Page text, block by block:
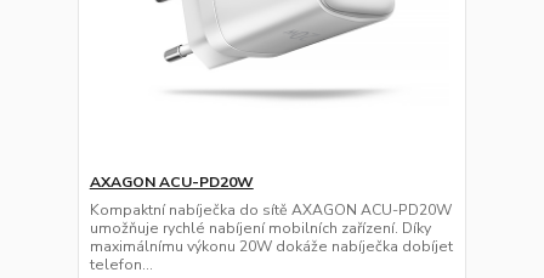
AXAGON ACU-PD20W
Kompaktní nabíječka do sítě AXAGON ACU-PD20W
umožňuje rychlé nabíjení mobilních zařízení. Díky
maximálnímu výkonu 20W dokáže nabíječka dobíjet
telefon...